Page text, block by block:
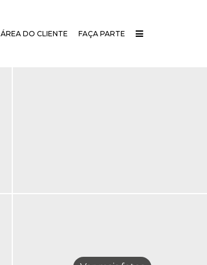
FAÇA PARTE
ÁREA DO CLIENTE